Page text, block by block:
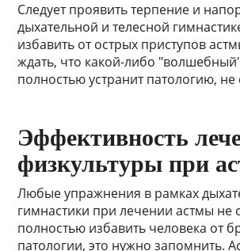
Следует проявить терпение и
дыхательной и телесной
избавить от острых приступов
ждать, что какой-либо
полностью устранит патологию, не
Эффективность
физкультуры при
Любые упражнения в рамках
гимнастики при лечении астмы не
полностью избавить человека от
патологии, это нужно запомнить.